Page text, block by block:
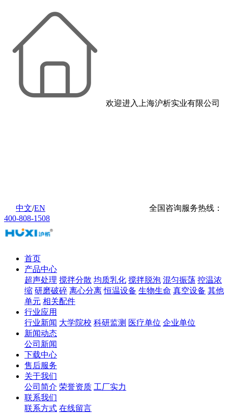
欢迎进入上海沪析实业有限公司
中文/EN
全国咨询服务热线：
400-808-1508
首页
产品中心
超声处理 搅拌分散 均质乳化 搅拌脱泡 混匀振荡 控温浓
缩 研磨破碎 离心分离 恒温设备 生物生命 真空设备 其他
单元 相关配件
行业应用
行业新闻 大学院校 科研监测 医疗单位 企业单位
新闻动态
公司新闻
下载中心
售后服务
关于我们
公司简介 荣誉资质 工厂实力
联系我们
联系方式 在线留言